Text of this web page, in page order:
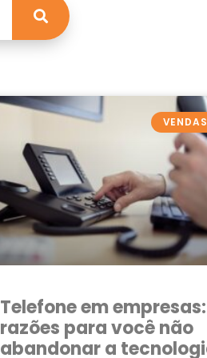
Telefone em
razões para você não
abandonar a